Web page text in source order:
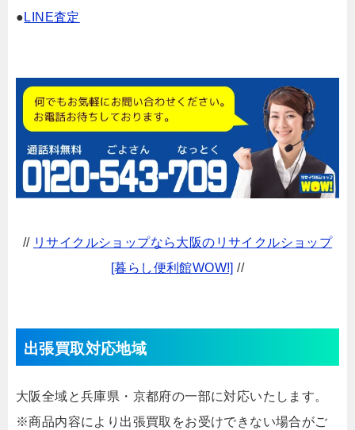
● LINE査定
// リサイクルショップなら大阪のリサイクルショップ
[暮らし便利館WOW!] //
出張買取対応地域
大阪全域と兵庫県・京都府の一部に対応いたします。
※商品内容により出張買取をお受けできない場合がご